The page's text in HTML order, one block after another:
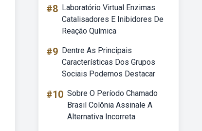
#8 Laboratório Virtual Enzimas
Catalisadores E Inibidores De
Reação Química
#9 Dentre As Principais
Características Dos Grupos
Sociais Podemos Destacar
#10 Sobre O Período Chamado
Brasil Colônia Assinale A
Alternativa Incorreta